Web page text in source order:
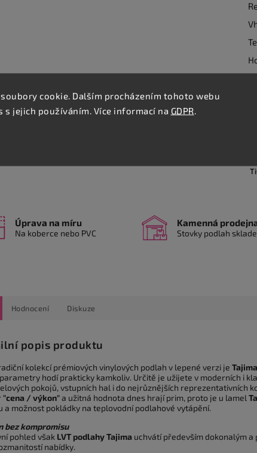
cookie. Dalším procházením tohoto webu
s jejich používáním. Více informací na GDPR
Úprava na míru
Na koberce nebo PVC
Kamenná
Stovky podlah
Hodnocení Diskuze
popis produktu
kolekcí prémiových vinylových podlah v lepené verzi je
hodí prakticky kamkoliv. Určitě je užijete v moderních i
pokojů, vstupních hal i do nejrůznějších reprezentativních
"cena / výkon"a užitná hodnota dnes hrají prim, proto je u lamel
a možnost pokládky na teplovodní podlahové vytápění.
bez kompromisu
pohled však LVT podlahy Tajima uchvátí především dokonalým
nabídky.